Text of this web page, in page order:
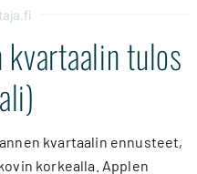
tulos
kvartaalin ennusteet,
korkealla. Applen